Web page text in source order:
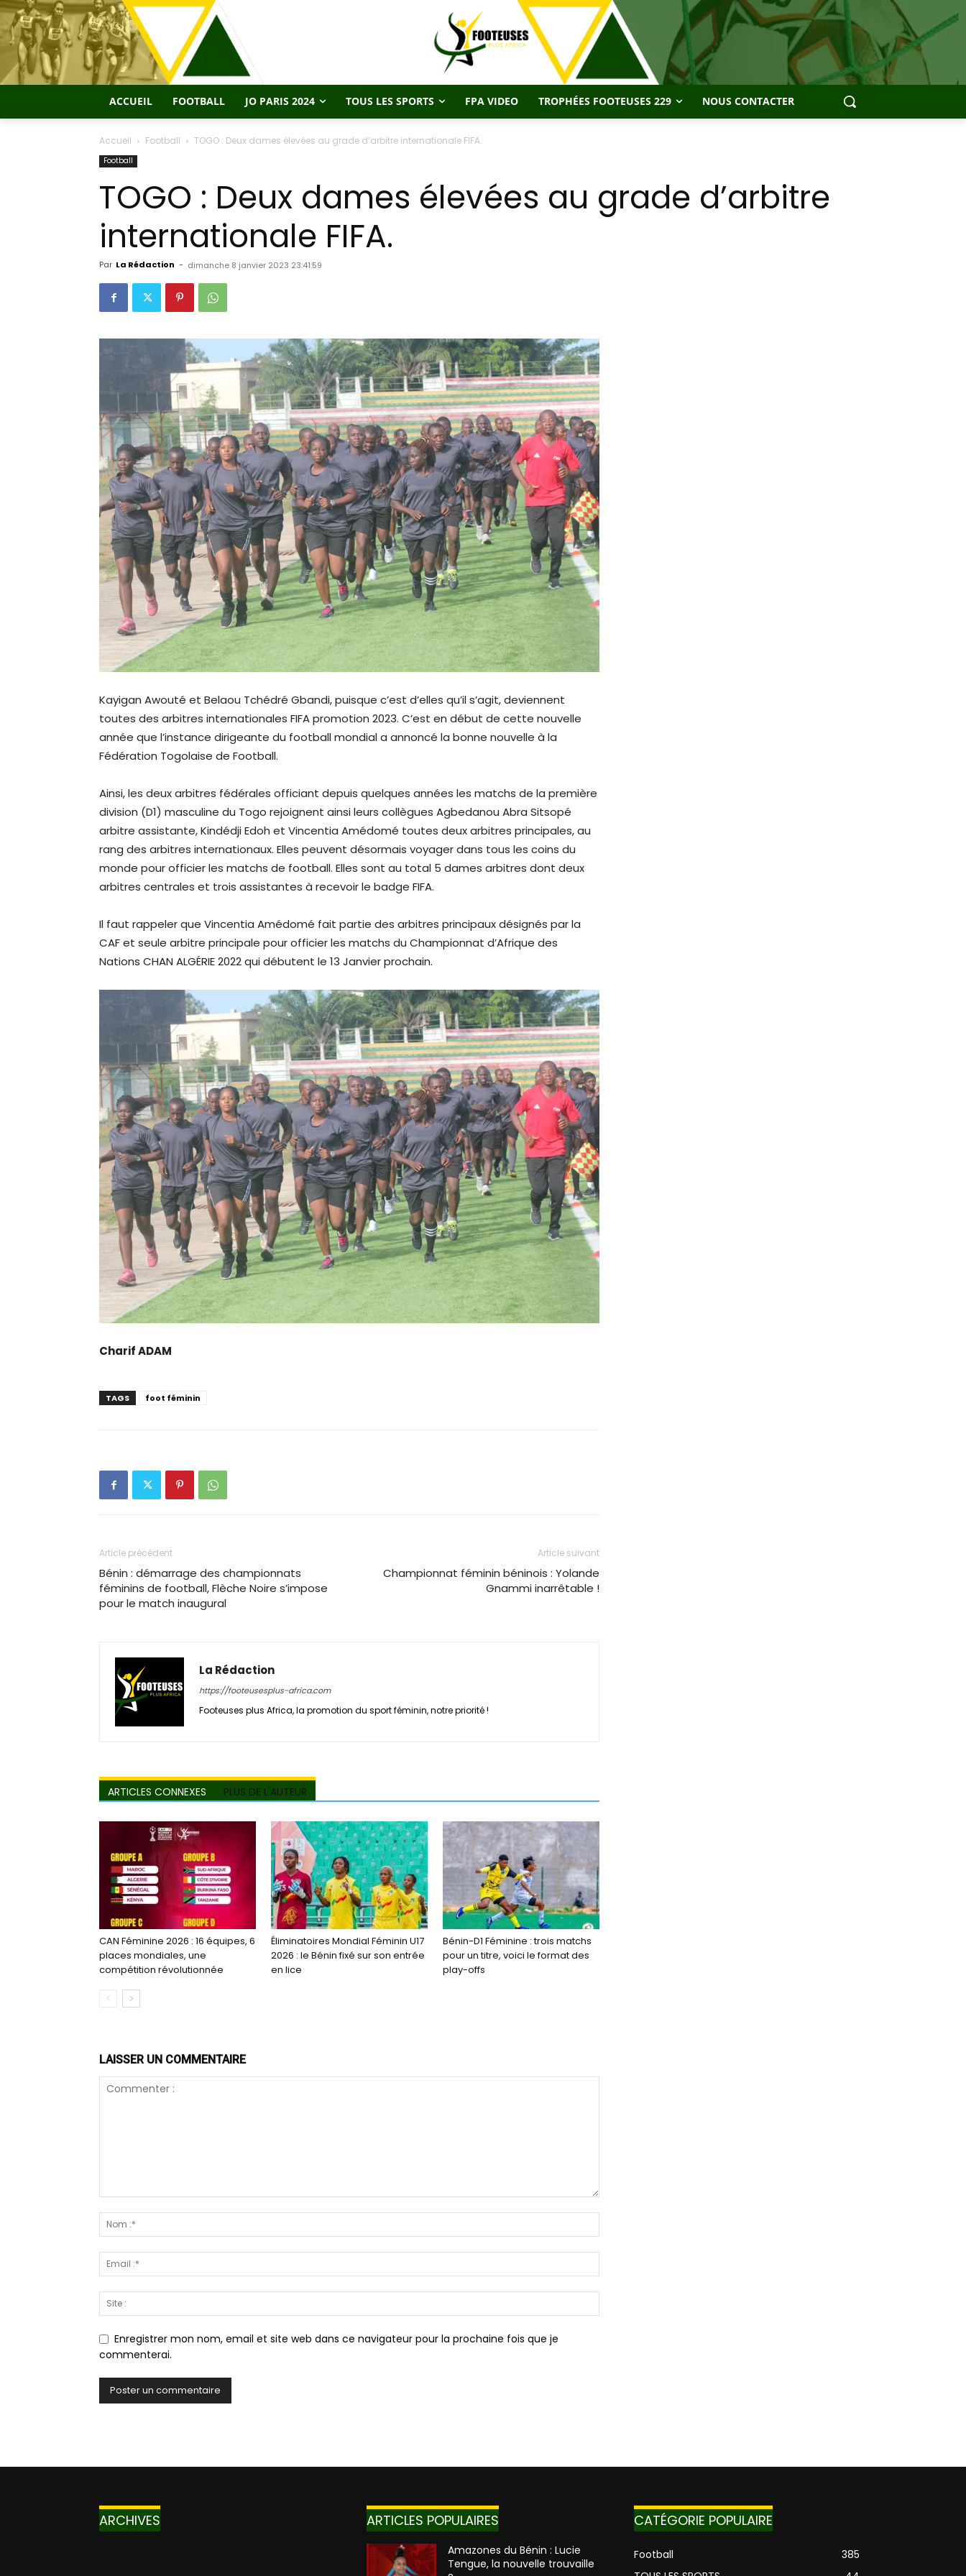
ACCUEIL FOOTBALL JO PARIS 2024 TOUS LES SPORTS FPA VIDEO TROPHÉES FOOTEUSES 229 NOUS CONTACTER
Accueil Football TOGO : Deux dames élevées au grade d’arbitre internationale FIFA.
Football
TOGO : Deux dames élevées au grade d’arbitre
internationale FIFA.
Par La Rédaction - dimanche 8 janvier 2023 23:41:59
Kayigan Awouté et Belaou Tchédré Gbandi, puisque c’est d’elles qu’il s’agit, deviennent
toutes des arbitres internationales FIFA promotion 2023. C’est en début de cette nouvelle
année que l’instance dirigeante du football mondial a annoncé la bonne nouvelle à la
Fédération Togolaise de Football.
Ainsi, les deux arbitres fédérales officiant depuis quelques années les matchs de la première
division (D1) masculine du Togo rejoignent ainsi leurs collègues Agbedanou Abra Sitsopé
arbitre assistante, Kindédji Edoh et Vincentia Amédomé toutes deux arbitres principales, au
rang des arbitres internationaux. Elles peuvent désormais voyager dans tous les coins du
monde pour officier les matchs de football. Elles sont au total 5 dames arbitres dont deux
arbitres centrales et trois assistantes à recevoir le badge FIFA.
Il faut rappeler que Vincentia Amédomé fait partie des arbitres principaux désignés par la
CAF et seule arbitre principale pour officier les matchs du Championnat d’Afrique des
Nations CHAN ALGÉRIE 2022 qui débutent le 13 Janvier prochain.
Charif ADAM
TAGS foot féminin
Article précédent
Bénin : démarrage des championnats
féminins de football, Flèche Noire s’impose
pour le match inaugural
Article suivant
Championnat féminin béninois : Yolande
Gnammi inarrêtable !
La Rédaction
https://footeusesplus-africa.com
Footeuses plus Africa, la promotion du sport féminin, notre priorité !
ARTICLES CONNEXES PLUS DE L'AUTEUR
CAN Féminine 2026 : 16 équipes, 6
places mondiales, une
compétition révolutionnée
Éliminatoires Mondial Féminin U17
2026 : le Bénin fixé sur son entrée
en lice
Bénin-D1 Féminine : trois matchs
pour un titre, voici le format des
play-offs
LAISSER UN COMMENTAIRE
Enregistrer mon nom, email et site web dans ce navigateur pour la prochaine fois que je
commenterai.
ARCHIVES ARTICLES POPULAIRES
Amazones du Bénin : Lucie
Tengue, la nouvelle trouvaille
CATÉGORIE POPULAIRE
Football
385